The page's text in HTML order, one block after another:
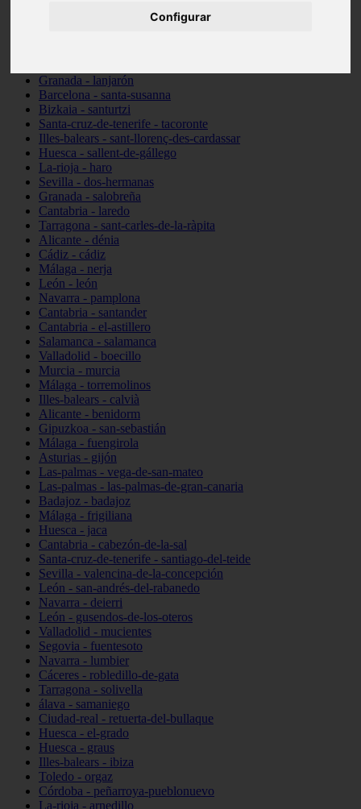
Configurar
Granada - lanjarón
Barcelona - santa-susanna
Bizkaia - santurtzi
Santa-cruz-de-tenerife - tacoronte
Illes-balears - sant-llorenç-des-cardassar
Huesca - sallent-de-gállego
La-rioja - haro
Sevilla - dos-hermanas
Granada - salobreña
Cantabria - laredo
Tarragona - sant-carles-de-la-ràpita
Alicante - dénia
Cádiz - cádiz
Málaga - nerja
León - león
Navarra - pamplona
Cantabria - santander
Cantabria - el-astillero
Salamanca - salamanca
Valladolid - boecillo
Murcia - murcia
Málaga - torremolinos
Illes-balears - calvià
Alicante - benidorm
Gipuzkoa - san-sebastián
Málaga - fuengirola
Asturias - gijón
Las-palmas - vega-de-san-mateo
Las-palmas - las-palmas-de-gran-canaria
Badajoz - badajoz
Málaga - frigiliana
Huesca - jaca
Cantabria - cabezón-de-la-sal
Santa-cruz-de-tenerife - santiago-del-teide
Sevilla - valencina-de-la-concepción
León - san-andrés-del-rabanedo
Navarra - deierri
León - gusendos-de-los-oteros
Valladolid - mucientes
Segovia - fuentesoto
Navarra - lumbier
Cáceres - robledillo-de-gata
Tarragona - solivella
álava - samaniego
Ciudad-real - retuerta-del-bullaque
Huesca - el-grado
Huesca - graus
Illes-balears - ibiza
Toledo - orgaz
Córdoba - peñarroya-pueblonuevo
La-rioja - arnedillo